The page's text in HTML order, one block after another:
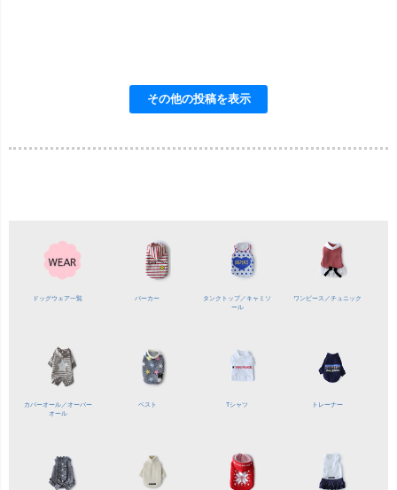
ドッグウェア一覧 パーカー タンクトップ／キャミソ
ール
ワンピース／チュニック
カバーオール／オーバー
オール
ベスト Tシャツ トレーナー